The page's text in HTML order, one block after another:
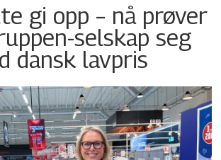
gi opp – nå prøver
selskap seg
dansk lavpris